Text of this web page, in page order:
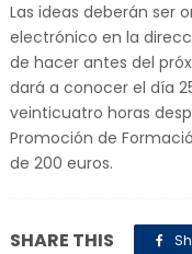
Las ideas deberán ser
electrónico en la
de hacer antes del
dará a conocer el día
veinticuatro horas
Promoción de
de 200 euros.
SHARE THIS